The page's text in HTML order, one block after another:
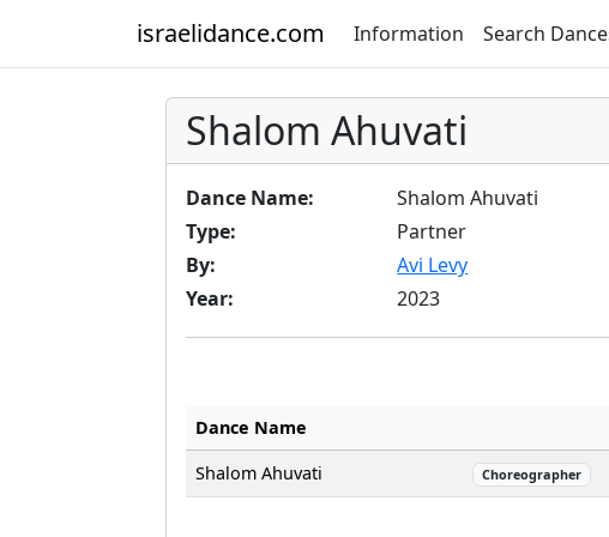
israelidance.com Information Search
Shalom Ahuvati
Dance Name:
Shalom Ahuvati
Type:
Partner
By:
Avi Levy
Year:
2023
Dance Name
Shalom Ahuvati
Choreographer